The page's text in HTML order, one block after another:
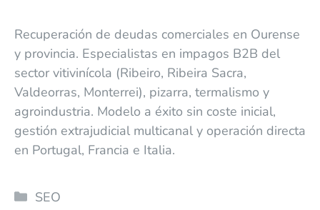
Recuperación de deudas comerciales en Ourense
y provincia. Especialistas en impagos B2B del
sector vitivinícola (Ribeiro, Ribeira Sacra,
Valdeorras, Monterrei), pizarra, termalismo y
agroindustria. Modelo a éxito sin coste inicial,
gestión extrajudicial multicanal y operación directa
en Portugal, Francia e Italia.
SEO